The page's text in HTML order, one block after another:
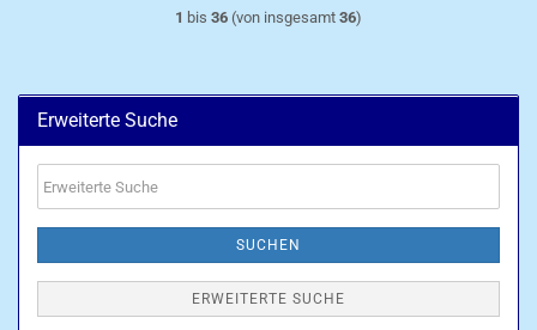
1 bis 36 (von insgesamt 36)
Erweiterte Suche
Suche
SUCHEN
ERWEITERTE SUCHE